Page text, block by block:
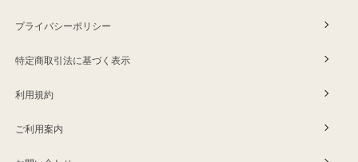
プライバシーポリシー
特定商取引法に基づく表示
利用規約
ご利用案内